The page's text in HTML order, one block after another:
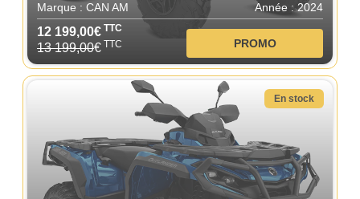
Marque : CAN AM Année : 2024
12 199,00€ TTC
13 199,00€ TTC PROMO
En stock